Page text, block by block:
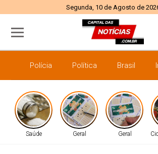
Segunda, 10 de Agosto de
Polícia Política Brasil
Saúde Geral Geral